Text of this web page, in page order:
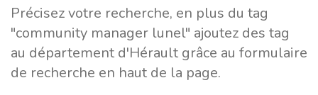
Précisez votre recherche, en plus du tag
"community manager lunel" ajoutez des tag
au département d'Hérault grâce au formulaire
de recherche en haut de la page.